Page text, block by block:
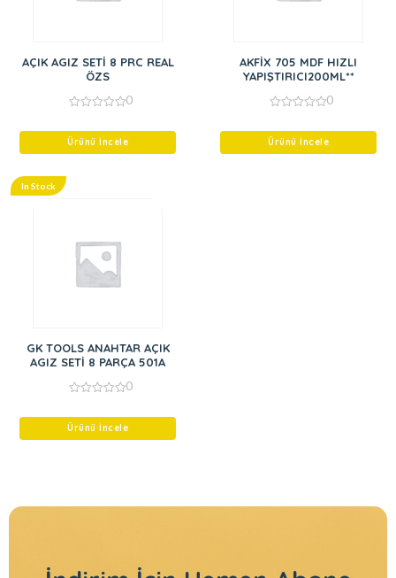
AÇIK AGIZ SETİ 8 PRC REAL
ÖZS
of
0
Ürünü İncele
AKFİX 705 MDF HIZLI
YAPIŞTIRICI200ML**
of
0
Ürünü İncele
In Stock
GK TOOLS ANAHTAR AÇIK
AGIZ SETİ 8 PARÇA 501A
of
0
Ürünü İncele